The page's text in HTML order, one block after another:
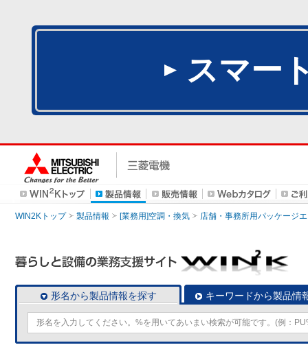
スマー
WIN2Kトップ 製品情報 [業務用]空調・換気 店舗・事務所用パッケージ
形名から製品情報を探す キーワードから製品情